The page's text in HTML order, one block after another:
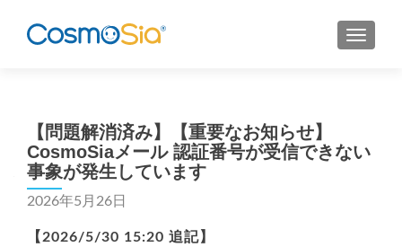
MENU
【問題解消済み】【重要なお知らせ】
CosmoSiaメール 認証番号が受信できない
事象が発生しています
2026年5月26日
【2026/5/30 15:20 追記】